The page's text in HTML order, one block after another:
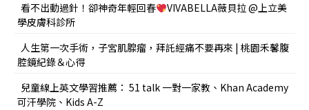
看不出動過針！卻神奇年輕回春
VIVABELLA薇貝拉 @上立美
學皮膚科診所
人生第一次手術，子宮肌腺瘤，拜託經痛不要再來 | 桃園禾馨腹
腔鏡紀錄＆心得
兒童線上英文學習推薦： 51 talk 一對一家教、Khan Academy
可汗學院、Kids A-Z